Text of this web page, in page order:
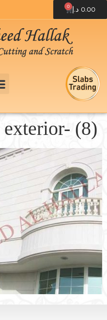
0.00 د.إ 0
exterior- (8)